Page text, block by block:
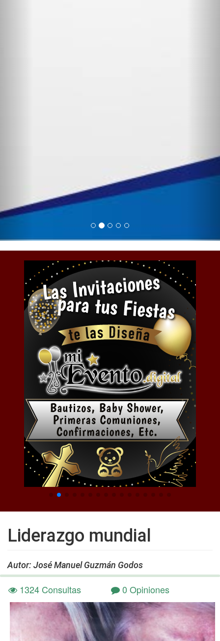
Liderazgo mundial
Autor: José Manuel Guzmán Godos
1324 Consultas 0 Opiniones